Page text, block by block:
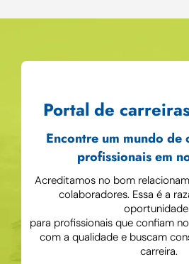
Portal de
Encontre um mundo de
profissionais em
Acreditamos no bom
colaboradores. Essa é a
para profissionais que confiam
com a qualidade e buscam
carreira.